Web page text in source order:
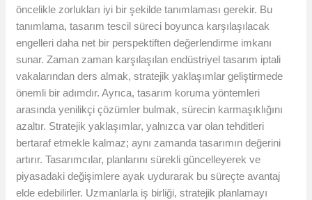
öncelikle zorlukları iyi bir şekilde tanımlaması gerekir. Bu
tanımlama, tasarım tescil süreci boyunca karşılaşılacak
engelleri daha net bir perspektiften değerlendirme imkanı
sunar. Zaman zaman karşılaşılan endüstriyel tasarım iptali
vakalarından ders almak, stratejik yaklaşımlar geliştirmede
önemli bir adımdır. Ayrıca, tasarım koruma yöntemleri
arasında yenilikçi çözümler bulmak, sürecin karmaşıklığını
azaltır. Stratejik yaklaşımlar, yalnızca var olan tehditleri
bertaraf etmekle kalmaz; aynı zamanda tasarımın değerini
artırır. Tasarımcılar, planlarını sürekli güncelleyerek ve
piyasadaki değişimlere ayak uydurarak bu süreçte avantaj
elde edebilirler. Uzmanlarla iş birliği, stratejik planlamayı